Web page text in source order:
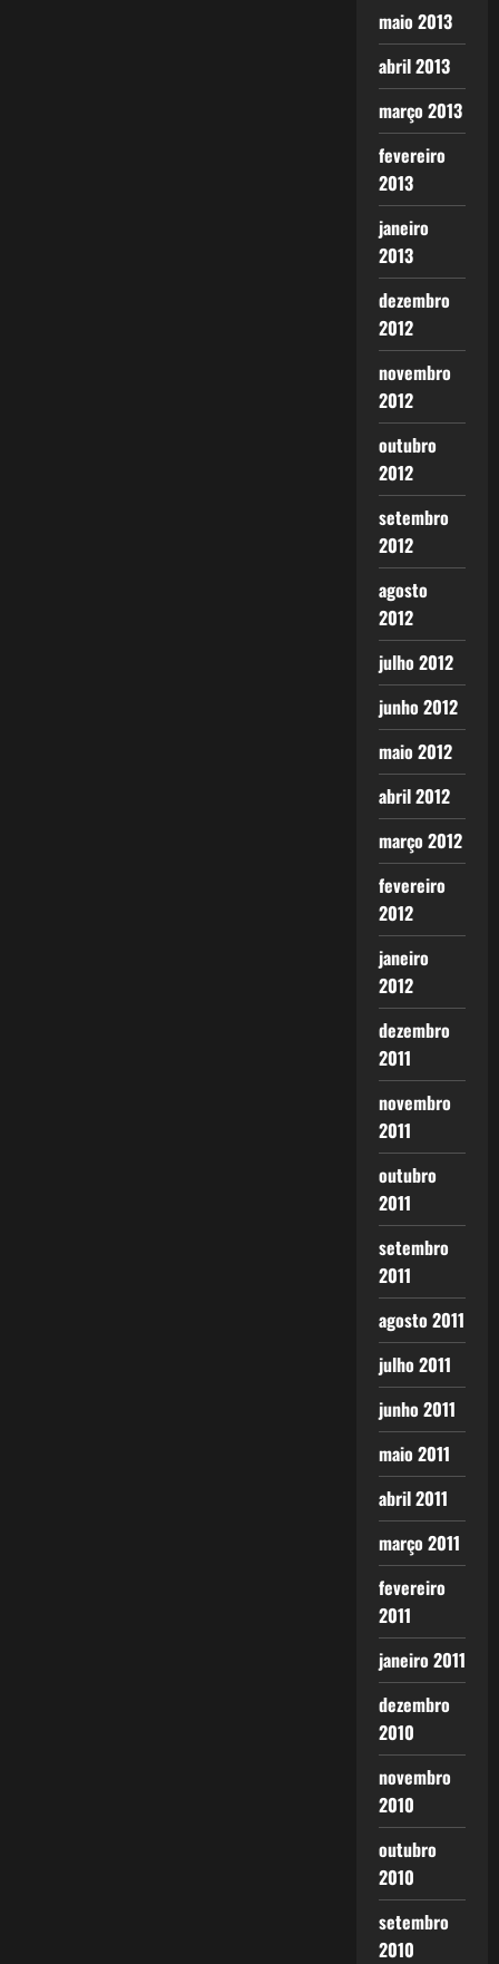
maio 2013
abril 2013
março 2013
fevereiro
2013
janeiro
2013
dezembro
2012
novembro
2012
outubro
2012
setembro
2012
agosto
2012
julho 2012
junho 2012
maio 2012
abril 2012
março 2012
fevereiro
2012
janeiro
2012
dezembro
2011
novembro
2011
outubro
2011
setembro
2011
agosto 2011
julho 2011
junho 2011
maio 2011
abril 2011
março 2011
fevereiro
2011
janeiro 2011
dezembro
2010
novembro
2010
outubro
2010
setembro
2010